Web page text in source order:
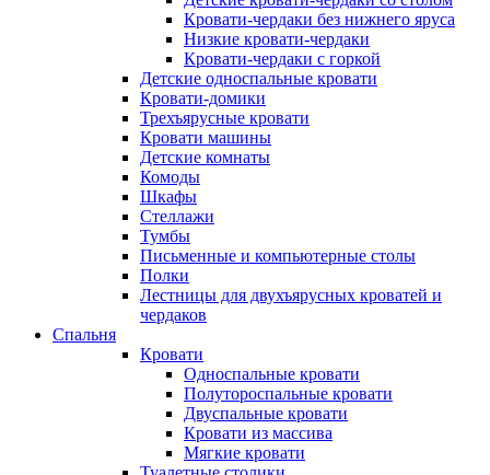
Кровати-чердаки без нижнего яруса
Низкие кровати-чердаки
Кровати-чердаки с горкой
Детские односпальные кровати
Кровати-домики
Трехъярусные кровати
Кровати машины
Детские комнаты
Комоды
Шкафы
Стеллажи
Тумбы
Письменные и компьютерные столы
Полки
Лестницы для двухъярусных кроватей и
чердаков
Спальня
Кровати
Односпальные кровати
Полутороспальные кровати
Двуспальные кровати
Кровати из массива
Мягкие кровати